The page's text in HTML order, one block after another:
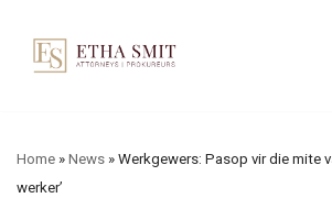
Skip
Home » News » Werkgewers: Pasop vir die mite
werker’